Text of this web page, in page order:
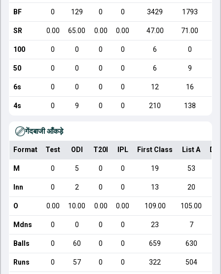
BF 0 129 0 0 3429 1793
SR 0.00 65.00 0.00 0.00 47.00 71.00
100 0 0 0 0 6 0
50 0 0 0 0 6 9
6s 0 0 0 0 12 16
4s 0 9 0 0 210 138
गेंदबाजी आँकड़े
Format Test ODI T20I IPL First Class List A
M 0 5 0 0 19 53
Inn 0 2 0 0 13 20
O 0.00 10.00 0.00 0.00 109.00 105.00
Mdns 0 0 0 0 23 7
Balls 0 60 0 0 659 630
Runs 0 57 0 0 322 504